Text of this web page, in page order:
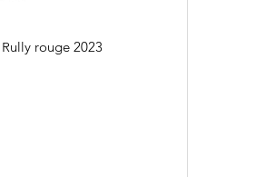
Rully rouge 2023